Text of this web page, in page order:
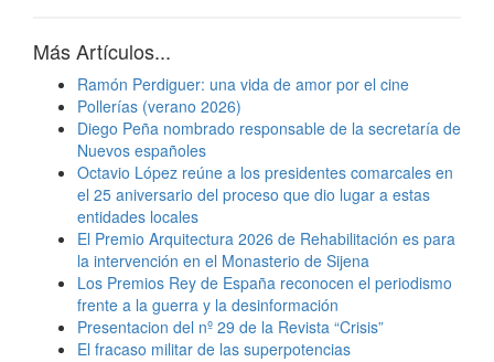
Más Artículos...
Ramón Perdiguer: una vida de amor por el cine
Pollerías (verano 2026)
Diego Peña nombrado responsable de la secretaría de
Nuevos españoles
Octavio López reúne a los presidentes comarcales en
el 25 aniversario del proceso que dio lugar a estas
entidades locales
El Premio Arquitectura 2026 de Rehabilitación es para
la intervención en el Monasterio de Sijena
Los Premios Rey de España reconocen el periodismo
frente a la guerra y la desinformación
Presentacion del nº 29 de la Revista “Crisis”
El fracaso militar de las superpotencias